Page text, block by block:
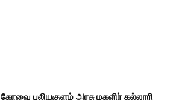
கோவை புலியகுளம் அரசு மகளிர் கல்லூரி